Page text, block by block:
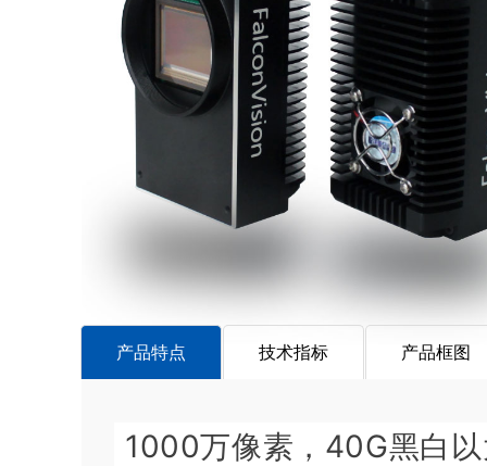
产品特点 技术指标 产品框图
1000万像素，40G黑白